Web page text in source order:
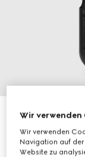
Hülle für iPhone
€ 350
Variantenschwarzer
Wir verwenden
Wir verwenden
Navigation auf der
Website zu